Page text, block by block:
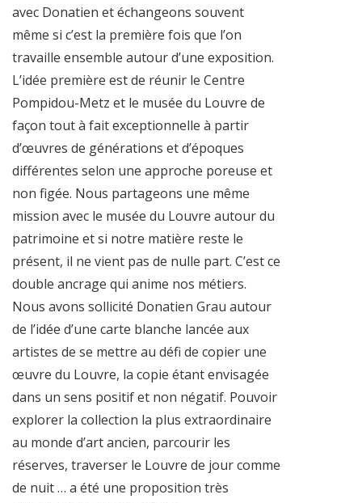
avec Donatien et échangeons souvent
même si c’est la première fois que l’on
travaille ensemble autour d’une exposition.
L’idée première est de réunir le Centre
Pompidou-Metz et le musée du Louvre de
façon tout à fait exceptionnelle à partir
d’œuvres de générations et d’époques
différentes selon une approche poreuse et
non figée. Nous partageons une même
mission avec le musée du Louvre autour du
patrimoine et si notre matière reste le
présent, il ne vient pas de nulle part. C’est ce
double ancrage qui anime nos métiers.
Nous avons sollicité Donatien Grau autour
de l’idée d’une carte blanche lancée aux
artistes de se mettre au défi de copier une
œuvre du Louvre, la copie étant envisagée
dans un sens positif et non négatif. Pouvoir
explorer la collection la plus extraordinaire
au monde d’art ancien, parcourir les
réserves, traverser le Louvre de jour comme
de nuit … a été une proposition très